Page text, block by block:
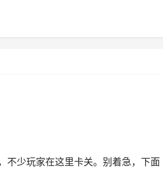
不少玩家在这里卡关。别着急，下面